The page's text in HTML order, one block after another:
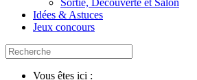
Sortie, Découverte et Salon
Idées & Astuces
Jeux concours
Vous êtes ici :